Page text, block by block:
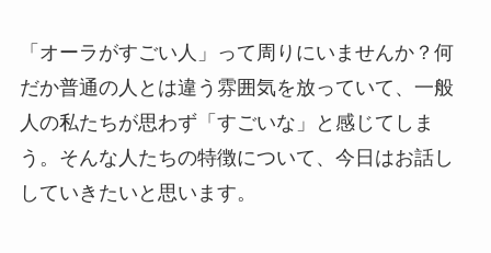
「オーラがすごい人」って周りにいませんか？何
だか普通の人とは違う雰囲気を放っていて、一般
人の私たちが思わず「すごいな」と感じてしま
う。そんな人たちの特徴について、今日はお話し
していきたいと思います。